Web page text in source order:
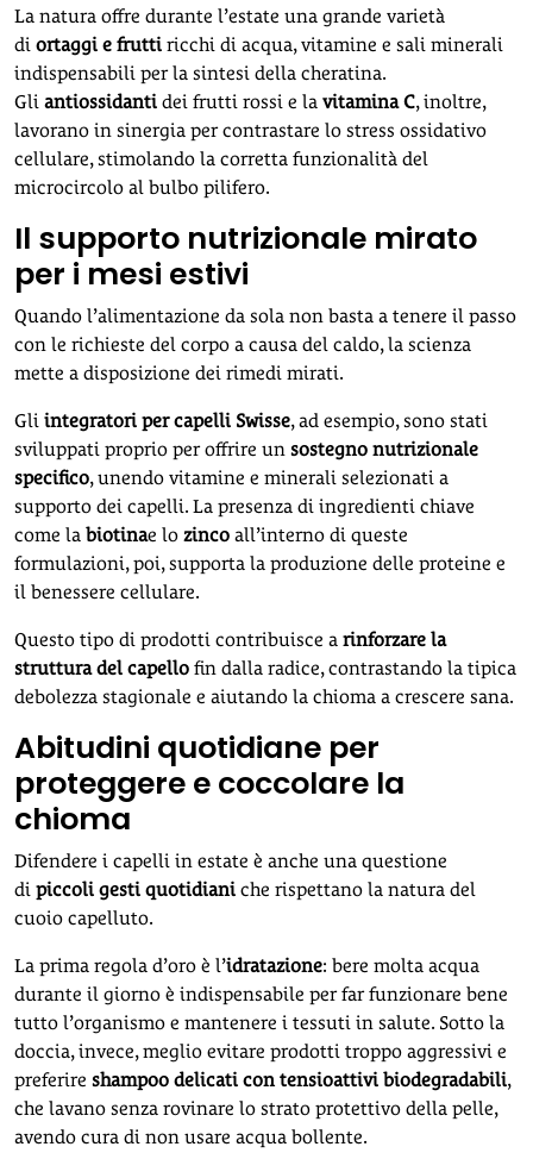
La natura offre durante l’estate una grande varietà
di ortaggi e frutti ricchi di acqua, vitamine e sali minerali
indispensabili per la sintesi della cheratina.
Gli antiossidanti dei frutti rossi e la vitamina C, inoltre,
lavorano in sinergia per contrastare lo stress ossidativo
cellulare, stimolando la corretta funzionalità del
microcircolo al bulbo pilifero.
Il supporto nutrizionale mirato
per i mesi estivi
Quando l’alimentazione da sola non basta a tenere il passo
con le richieste del corpo a causa del caldo, la scienza
mette a disposizione dei rimedi mirati.
Gli integratori per capelli Swisse, ad esempio, sono stati
sviluppati proprio per offrire un sostegno nutrizionale
specifico, unendo vitamine e minerali selezionati a
supporto dei capelli. La presenza di ingredienti chiave
come la biotinae lo zinco all’interno di queste
formulazioni, poi, supporta la produzione delle proteine e
il benessere cellulare.
Questo tipo di prodotti contribuisce a rinforzare la
struttura del capello fin dalla radice, contrastando la tipica
debolezza stagionale e aiutando la chioma a crescere sana.
Abitudini quotidiane per
proteggere e coccolare la
chioma
Difendere i capelli in estate è anche una questione
di piccoli gesti quotidiani che rispettano la natura del
cuoio capelluto.
La prima regola d’oro è l’idratazione: bere molta acqua
durante il giorno è indispensabile per far funzionare bene
tutto l’organismo e mantenere i tessuti in salute. Sotto la
doccia, invece, meglio evitare prodotti troppo aggressivi e
preferire shampoo delicati con tensioattivi biodegradabili,
che lavano senza rovinare lo strato protettivo della pelle,
avendo cura di non usare acqua bollente.